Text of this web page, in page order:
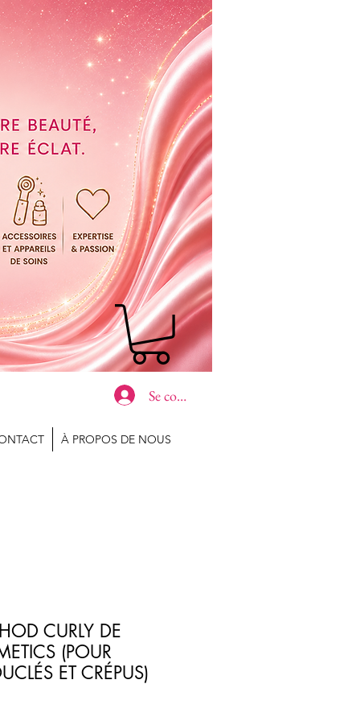
Se connecter
À PROPOS DE NOUS
CURLY DE
(POUR
ET CRÉPUS)